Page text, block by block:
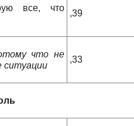
все, что
,39
что не
ситуации
,33